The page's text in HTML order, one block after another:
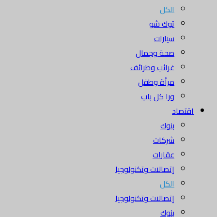
الكل
توك شو
سيارات
صحة وجمال
غرائب وطرائف
مرأة وطفل
ورا كل باب
اقتصاد
بنوك
شركات
عقارات
إتصالات وتكنولوجيا
الكل
إتصالات وتكنولوجيا
بنوك